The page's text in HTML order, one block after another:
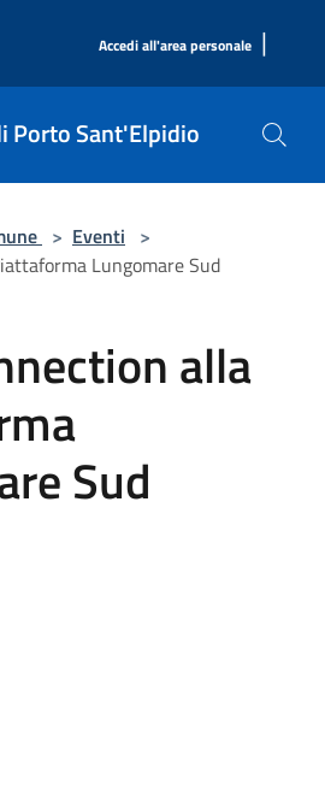
Accedi all'area personale |
Porto Sant'Elpidio
> Eventi >
Lungomare Sud
alla
Sud